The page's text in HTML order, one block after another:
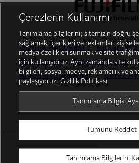
Select Your Location
Gizlilik Politikası
Kullanım
Bize ulaşın
Sosyal Medya
Mobil uygulamalar
Çerez
Global site
© FUJIFILM Dis Ticaret A.S.
Çerezlerin Kullanımı
Tanımlama bilgilerini; sitemizin doğru
sağlamak, içerikleri ve reklamları
medya özellikleri sunmak ve site
için kullanıyoruz. Aynı zamanda site
bilgileri; sosyal medya, reklamcılık ve
paylaşıyoruz. Gizlilik Politikası
Tanımlama Bilgisi
Tümünü Reddet
Tanımlama Bilgilerini